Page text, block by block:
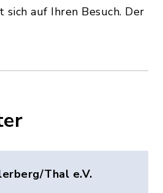
auf Ihren Besuch. Der
Thal e.V.